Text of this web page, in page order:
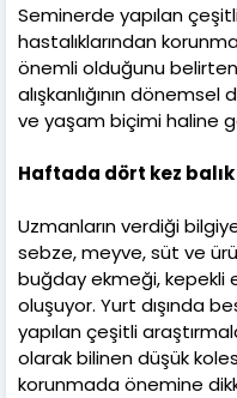
Seminerde yapılan
hastalıklarından
önemli olduğunu
alışkanlığının
ve yaşam biçimi haline
Haftada dört kez
Uzmanların verdiği
sebze, meyve, süt ve
buğday ekmeği, kepekli
oluşuyor. Yurt dışında
yapılan çeşitli
olarak bilinen düşük
korunmada önemine